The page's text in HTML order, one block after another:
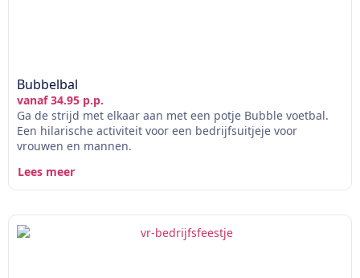
Bubbelbal
vanaf 34.95 p.p.
Ga de strijd met elkaar aan met een potje Bubble voetbal.
Een hilarische activiteit voor een bedrijfsuitjeje voor
vrouwen en mannen.
Lees meer